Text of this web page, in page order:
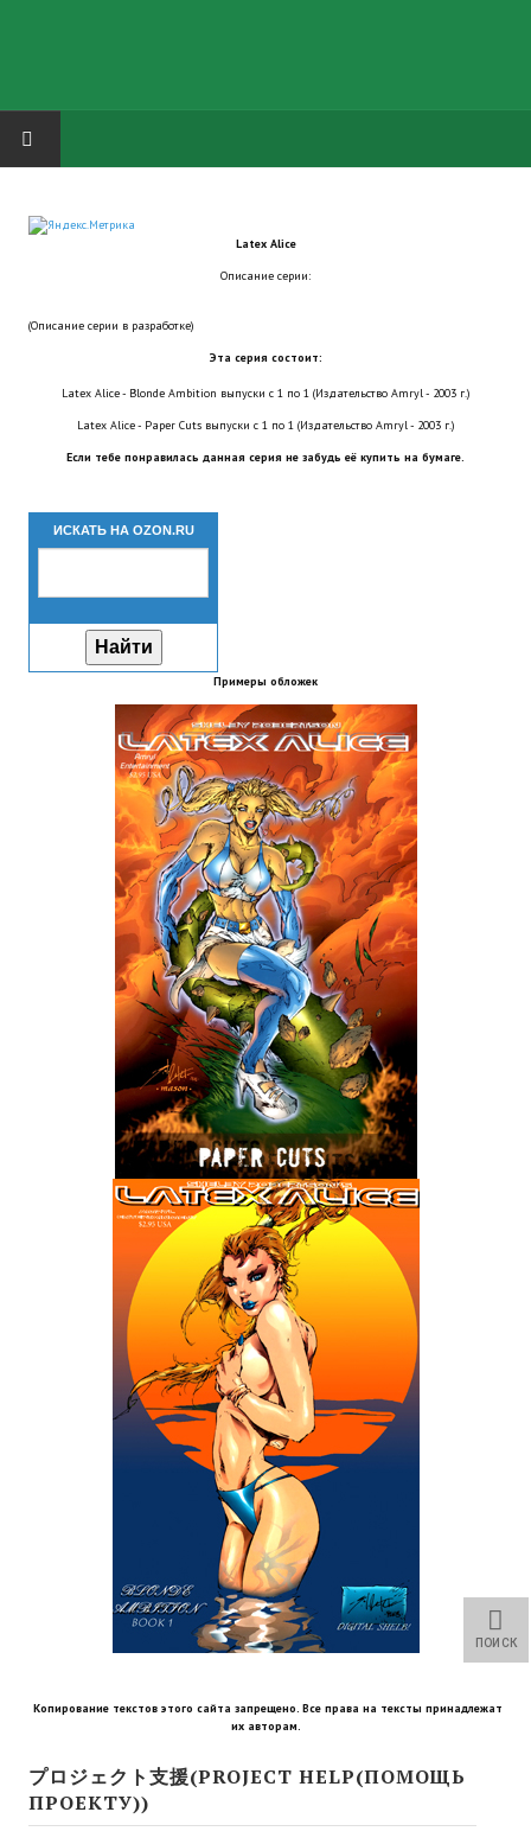
Теневой кардинал для Обливиона
Aliens vs Predator 2 (Русские субтитры)
Новый ГГ
Моды группы
Теневой кардинал для Скайрима
Kitana HGEC
Apella CBBE SSE BodySlide (with Physics)
Apella 2.0 CBBE SSE BodySlide (with Physics)
Kitana CBBE SSE BodySlide (with Physics)
Nekomimi
New Light Skyrim SE
SB Corset Armor CBBE SSE BodySlide (with Physics)
Wedding Wear CBBE SSE BodySlide (with Physics)
Работы Тестера 55
Наёмный оборотень
Небесный воин
Немного героев меча и магии
Расширенная версия Х3
Работы Kuroneko
Doom 3 Remaster Fan Edition
X2 - The Threat Remaster Fan Edition
Quake III Arena Remaster Fan Edition
Star Trek Voyager Elite Force Remaster Fan Edition
Red Faction remaster Fan Edition
Age of Pirates: Caribbean Tales Remaster Fan Edition
Latex Alice
Описание серии:
(Описание серии в разработке)
Эта серия состоит:
Latex Alice - Blonde Ambition выпуски с 1 по 1 (Издательство Amryl - 2003 г.)
Latex Alice - Paper Cuts выпуски с 1 по 1 (Издательство Amryl - 2003 г.)
Если тебе понравилась данная серия не забудь её купить на бумаге.
ИСКАТЬ НА OZON.RU
Примеры обложек
Копирование текстов этого сайта запрещено. Все права на тексты принадлежат
их авторам.
プロジェクト支援(PROJECT HELP(ПОМОЩЬ
ПРОЕКТУ))
ПОИСК